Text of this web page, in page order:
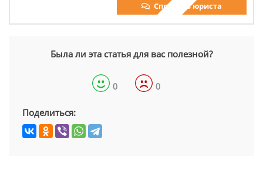
Спросить юриста
Была ли эта статья для вас полезной?
0 0
Поделиться: